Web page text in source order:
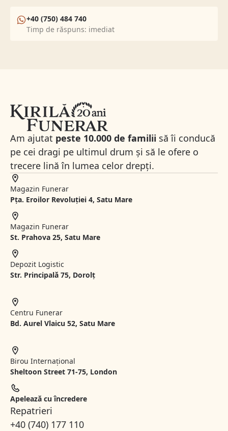
+40 (750) 484 740
Timp de răspuns: imediat
Am ajutat peste 10.000 de familii să îi conducă
pe cei dragi pe ultimul drum și să le ofere o
trecere lină în lumea celor drepți.
Magazin Funerar
Pța. Eroilor Revoluției 4, Satu Mare
Magazin Funerar
St. Prahova 25, Satu Mare
Depozit Logistic
Str. Principală 75, Dorolț
Centru Funerar
Bd. Aurel Vlaicu 52, Satu Mare
Birou Internațional
Sheltoon Street 71-75, London
Apelează cu încredere
Repatrieri
+40 (740) 177 110